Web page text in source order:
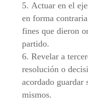
Actuar en el
en forma
fines que dieron
partido.
Revelar a
resolución o
acordado guardar
mismos.